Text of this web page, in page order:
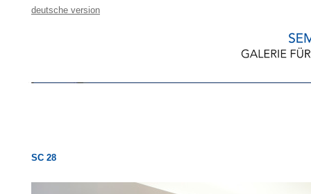
deutsche version
SC 28